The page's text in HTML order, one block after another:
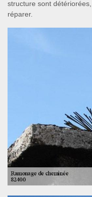
structure sont
réparer.